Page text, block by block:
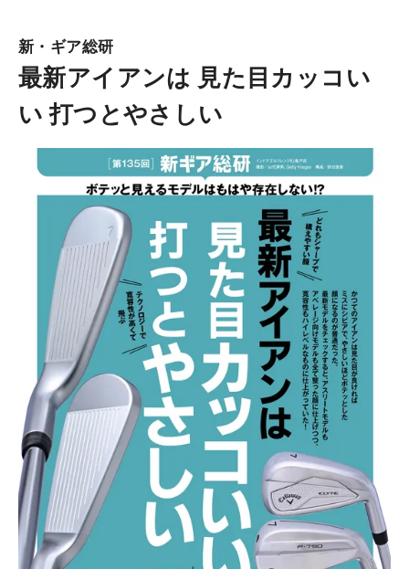
新・ギア総研
最新アイアンは 見た目カッコい
い 打つとやさしい